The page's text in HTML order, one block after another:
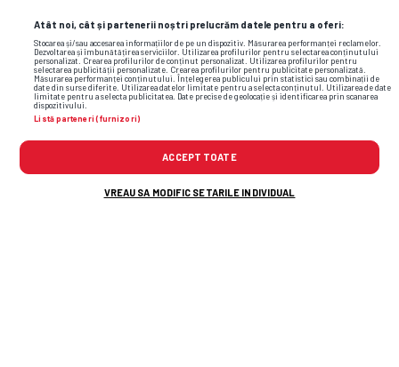
GettyImages
Atât noi, cât și partenerii noștri prelucrăm datele pentru a oferi:
Stocarea și/sau accesarea informațiilor de pe un dispozitiv. Măsurarea performanței reclamelor.
Dezvoltarea și îmbunătățirea serviciilor. Utilizarea profilurilor pentru selectarea conținutului
personalizat. Crearea profilurilor de conținut personalizat. Utilizarea profilurilor pentru
selectarea publicității personalizate. Crearea profilurilor pentru publicitate personalizată.
Măsurarea performanței conținutului. Înțelegerea publicului prin statistici sau combinații de
date din surse diferite. Utilizarea datelor limitate pentru a selecta conținutul. Utilizarea de date
limitate pentru a selecta publicitatea. Date precise de geolocație și identificarea prin scanarea
dispozitivului.
Listă parteneri (furnizori)
ACCEPT TOATE
VREAU SA MODIFIC SETARILE INDIVIDUAL